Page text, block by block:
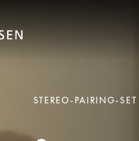
STEREO-PAIRING-